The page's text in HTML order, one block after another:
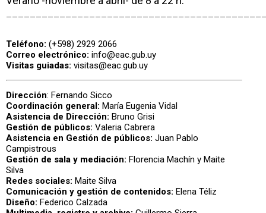
Teléfono: (+598) 2929 2066
Correo electrónico: info@eac.gub.uy
Visitas guiadas: visitas@eac.gub.uy
Dirección: Fernando Sicco
Coordinación general: María Eugenia Vidal
Asistencia de Dirección: Bruno Grisi
Gestión de públicos: Valeria Cabrera
Asistencia en Gestión de públicos: Juan Pablo
Campistrous
Gestión de sala y mediación: Florencia Machín y Maite
Silva
Redes sociales: Maite Silva
Comunicación y gestión de contenidos: Elena Téliz
Diseño: Federico Calzada